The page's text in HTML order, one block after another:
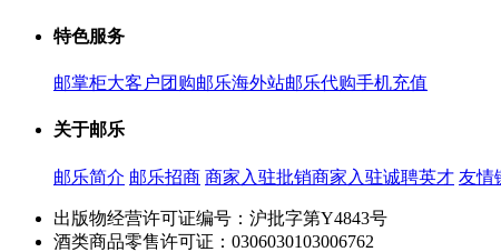
特色服务
邮掌柜大客户团购邮乐海外站邮乐代购手机充值
关于邮乐
邮乐简介 邮乐招商 商家入驻批销商家入驻诚聘英才 友情
出版物经营许可证编号：沪批字第Y4843号
酒类商品零售许可证：0306030103006762